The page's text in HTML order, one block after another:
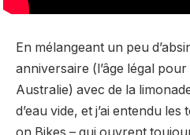
En mélangeant un peu
anniversaire (l’âge légal
Australie) avec de la
d’eau vide, et j’ai entendu